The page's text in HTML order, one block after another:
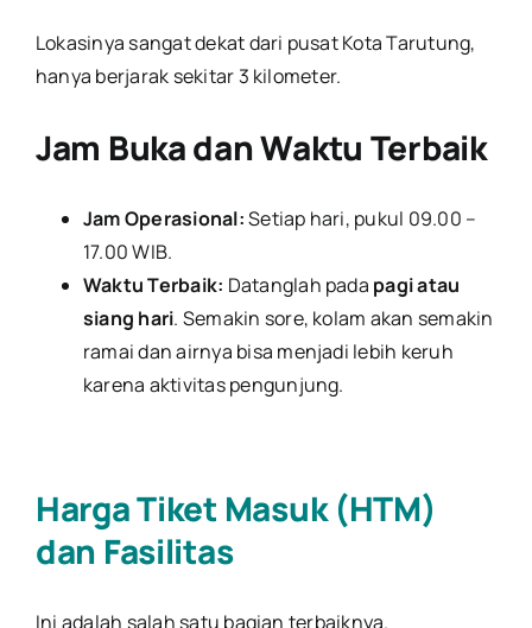
Lokasinya sangat dekat dari pusat Kota Tarutung,
hanya berjarak sekitar 3 kilometer.
Jam Buka dan Waktu Terbaik
Jam Operasional:Setiap hari, pukul 09.00 –
17.00 WIB.
Waktu Terbaik: Datanglah pada pagi atau
siang hari. Semakin sore, kolam akan semakin
ramai dan airnya bisa menjadi lebih keruh
karena aktivitas pengunjung.
Harga Tiket Masuk (HTM)
dan Fasilitas
Ini adalah salah satu bagian terbaiknya.